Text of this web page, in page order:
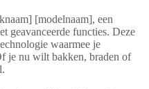
[modelnaam], een
geavanceerde functies. Deze
waarmee je
je nu wilt bakken, braden of